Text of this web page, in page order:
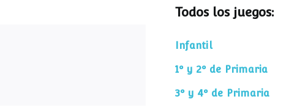
Todos los juegos:
Infantil
1º y 2º de Primaria
3º y 4º de Primaria